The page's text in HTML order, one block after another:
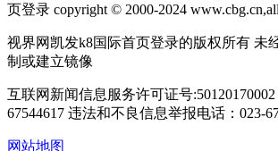
页登录 copyright © 2000-2024
视界网凯发k8国际首页登录的版权所有 未
制或建立镜像
互联网新闻信息服务许可证号:50120170002
67544617 违法和不良信息举报电话：023-
网站地图